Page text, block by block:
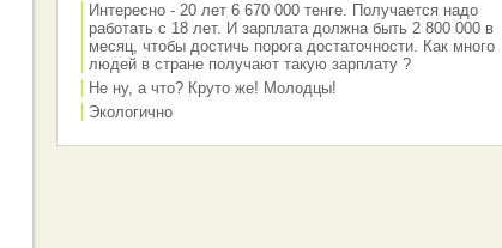
Интересно - 20 лет 6 670 000 тенге. Получается надо
работать с 18 лет. И зарплата должна быть 2 800 000 в
месяц, чтобы достичь порога достаточности. Как много
людей в стране получают такую зарплату ?
Не ну, а что? Круто же! Молодцы!
Экологично